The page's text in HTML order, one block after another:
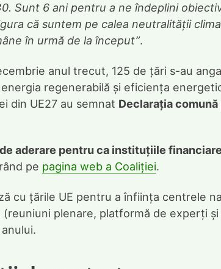
Sunt 6 ani pentru a ne îndeplini
că suntem pe calea neutralității
în urmă de la început”.
anul trecut, 125 de țări s-au
regenerabilă și eficiența
din UE27 au semnat Declarația
aderare pentru ca instituțiile
pe pagina web a Coaliției.
cu țările UE pentru a înființa centrele
plenare, platformă de experți